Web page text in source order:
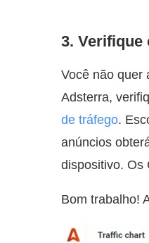
3. Verifique
Você não quer
Adsterra,
de tráfego.
anúncios
dispositivo. Os
Bom trabalho!